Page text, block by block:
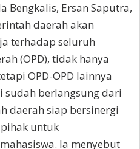
Bengkalis, Ersan Saputra,
daerah akan
terhadap seluruh
(OPD), tidak hanya
OPD-OPD lainnya
sudah berlangsung dari
daerah siap bersinergi
pihak untuk
Ia menyebut